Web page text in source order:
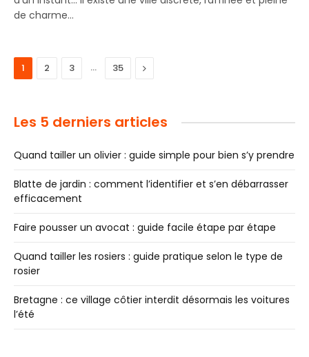
de charme…
1 2 3 … 35 Next
Les 5 derniers articles
Quand tailler un olivier : guide simple pour bien s’y prendre
Blatte de jardin : comment l’identifier et s’en débarrasser
efficacement
Faire pousser un avocat : guide facile étape par étape
Quand tailler les rosiers : guide pratique selon le type de
rosier
Bretagne : ce village côtier interdit désormais les voitures
l’été